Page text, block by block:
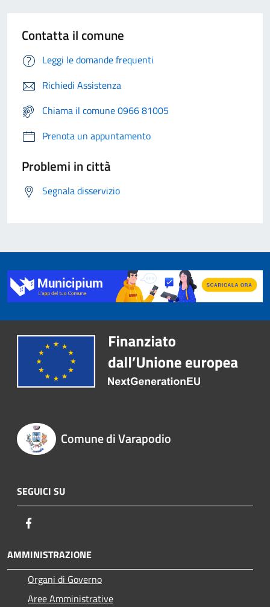
Contatta il comune
Leggi le domande frequenti
Richiedi Assistenza
Chiama il comune 0966 81005
Prenota un appuntamento
Problemi in città
Segnala disservizio
Comune di Varapodio
SEGUICI SU
AMMINISTRAZIONE
Organi di Governo
Aree Amministrative